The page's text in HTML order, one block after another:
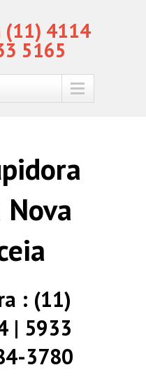
(11) 4114
5165
: (11)
| 5933
3780